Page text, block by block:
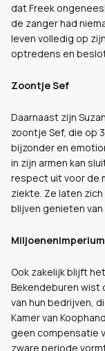
dat Freek
de zanger had
leven volledig op
optredens en
Zoontje Sef
Daarnaast zijn
zoontje Sef, die op
bijzonder en
in zijn armen kan
respect uit voor de
ziekte. Ze laten
blijven genieten van
Ook zakelijk blijft
Bekendeburen wist
van hun bedrijven,
Kamer van
geen compensatie
zware periode